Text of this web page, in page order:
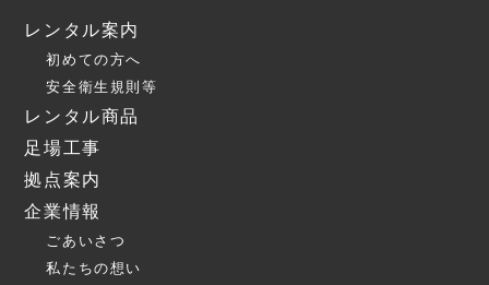
レンタル案内
初めての方へ
安全衛生規則等
レンタル商品
足場工事
拠点案内
企業情報
ごあいさつ
私たちの想い